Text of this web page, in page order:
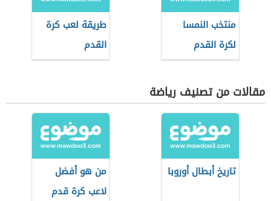
منتخب النمسا
لكرة القدم
طريقة لعب كرة
القدم
مقالات من تصنيف رياضة
تاريخ أبطال أوروبا
من هو أفضل
لاعب كرة قدم